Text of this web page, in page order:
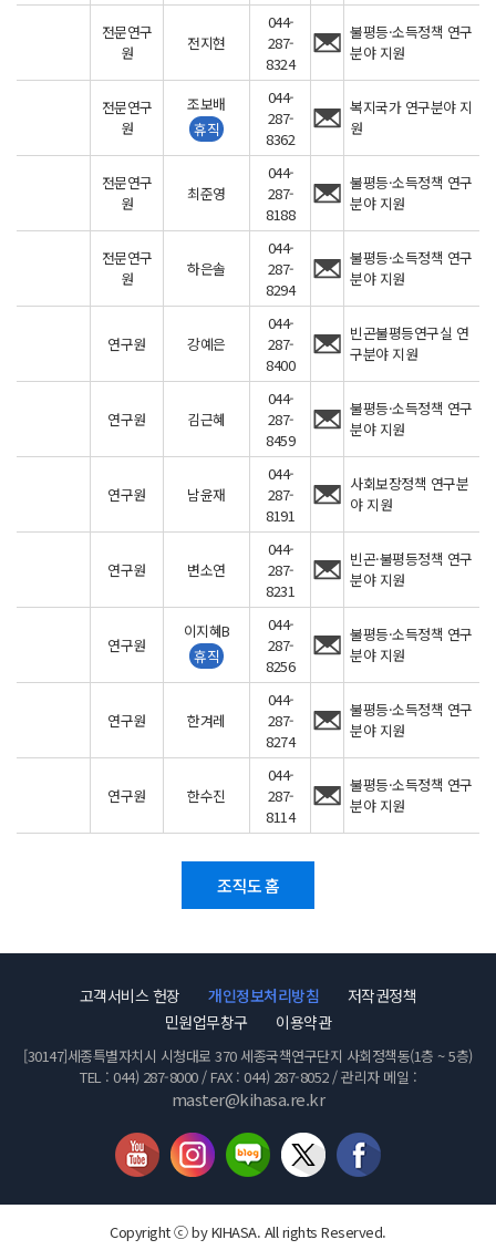
전문연구
원
전지현
044-
287-
8324
불평등·소득정책 연구
분야 지원
전문연구
원
조보배
휴직
044-
287-
8362
복지국가 연구분야 지
원
전문연구
원
최준영
044-
287-
8188
불평등·소득정책 연구
분야 지원
전문연구
원
하은솔
044-
287-
8294
불평등·소득정책 연구
분야 지원
연구원 강예은
044-
287-
8400
빈곤불평등연구실 연
구분야 지원
연구원 김근혜
044-
287-
8459
불평등·소득정책 연구
분야 지원
연구원 남윤재
044-
287-
8191
사회보장정책 연구분
야 지원
연구원 변소연
044-
287-
8231
빈곤·불평등정책 연구
분야 지원
연구원
이지혜B
휴직
044-
287-
8256
불평등·소득정책 연구
분야 지원
연구원 한겨레
044-
287-
8274
불평등·소득정책 연구
분야 지원
연구원 한수진
044-
287-
8114
불평등·소득정책 연구
분야 지원
조직도 홈
고객서비스 헌장 개인정보처리방침
저작권정책
민원업무창구
이용약관
[30147]세종특별자치시 시청대로 370 세종국책연구단지 사회정책동(1층 ~ 5층)
TEL : 044) 287-8000 / FAX : 044) 287-8052 / 관리자 메일 :
master@kihasa.re.kr
Copyright ⓒ by KIHASA. All rights Reserved.